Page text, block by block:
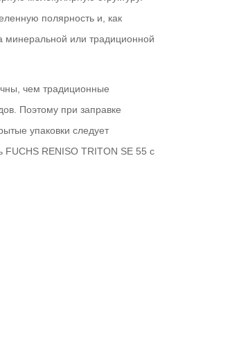
полярность и, как
минеральной или традиционной
чем традиционные
Поэтому при заправке
упаковки следует
FUCHS RENISO TRITON SE 55 с